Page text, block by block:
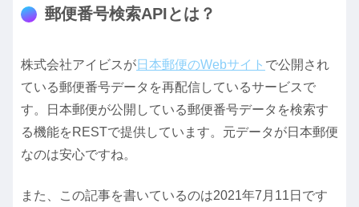
郵便番号検索APIとは？
株式会社アイビスが日本郵便のWebサイト で公開され
ている郵便番号データを再配信しているサービスで
す。日本郵便が公開している郵便番号データを検索す
る機能をRESTで提供しています。元データが日本郵便
なのは安心ですね。
また、この記事を書いているのは2021年7月11日です